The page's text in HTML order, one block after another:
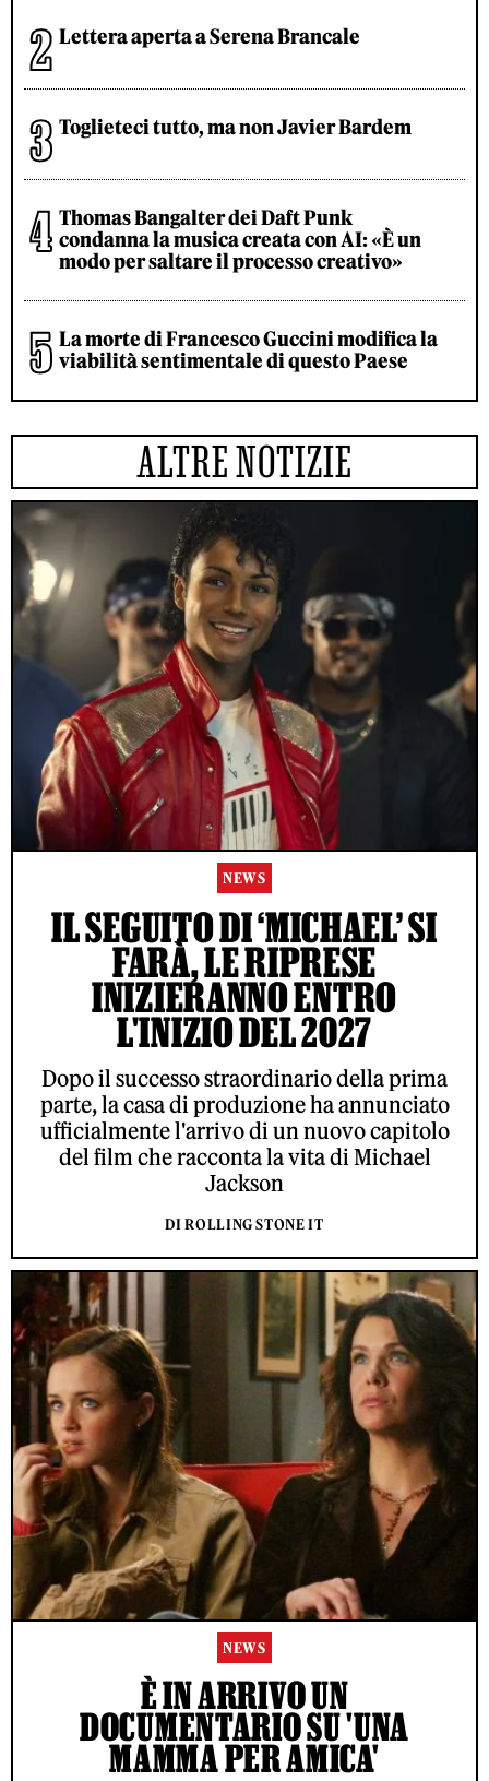
Lettera aperta a Serena Brancale
Toglieteci tutto, ma non Javier Bardem
Thomas Bangalter dei Daft Punk
condanna la musica creata con AI: «È un
modo per saltare il processo creativo»
La morte di Francesco Guccini modifica la
viabilità sentimentale di questo Paese
ALTRE NOTIZIE
NEWS
IL SEGUITO DI ‘MICHAEL’ SI
FARÀ, LE RIPRESE
INIZIERANNO ENTRO
L'INIZIO DEL 2027
Dopo il successo straordinario della prima
parte, la casa di produzione ha annunciato
ufficialmente l'arrivo di un nuovo capitolo
del film che racconta la vita di Michael
Jackson
DI ROLLING STONE IT
NEWS
È IN ARRIVO UN
DOCUMENTARIO SU 'UNA
MAMMA PER AMICA'